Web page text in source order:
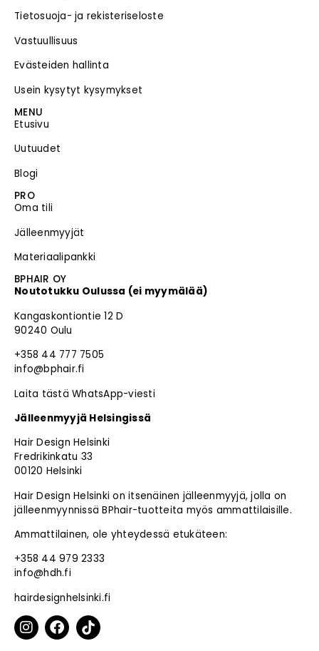
Tietosuoja- ja rekisteriseloste
Vastuullisuus
Evästeiden hallinta
Usein kysytyt kysymykset
MENU
Etusivu
Uutuudet
Blogi
PRO
Oma tili
Jälleenmyyjät
Materiaalipankki
BPHAIR OY
Noutotukku Oulussa (ei myymälää)
Kangaskontiontie 12 D
90240 Oulu
+358 44 777 7505
info@bphair.fi
Laita tästä WhatsApp-viesti
Jälleenmyyjä Helsingissä
Hair Design Helsinki
Fredrikinkatu 33
00120 Helsinki
Hair Design Helsinki on itsenäinen jälleenmyyjä, jolla on
jälleenmyynnissä BPhair-tuotteita myös ammattilaisille.
Ammattilainen, ole yhteydessä etukäteen:
+358 44 979 2333
info@hdh.fi
hairdesignhelsinki.fi